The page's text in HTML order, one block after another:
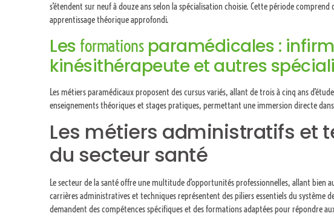
s’étendent sur neuf à douze ans selon la spécialisation choisie. Cette période comprend
apprentissage théorique approfondi.
Les formationsparamédicales :
kinésithérapeute et autres
Les métiers paramédicaux proposent des cursus variés, allant de trois à cinq ans
enseignements théoriques et stages pratiques, permettant une immersion directe
Les métiers administratifs et
du secteur santé
Le secteur de la santé offre une multitude d’opportunités professionnelles, allant bien
carrières administratives et techniques représentent des piliers essentiels du système
demandent des compétences spécifiques et des formations adaptées pour répondre